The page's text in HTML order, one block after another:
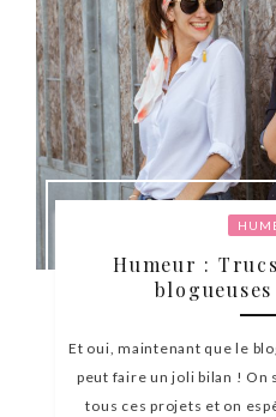
Humeur :
Et oui, maintenant que le
peut faire un joli bilan ! On
tous ces projets et on